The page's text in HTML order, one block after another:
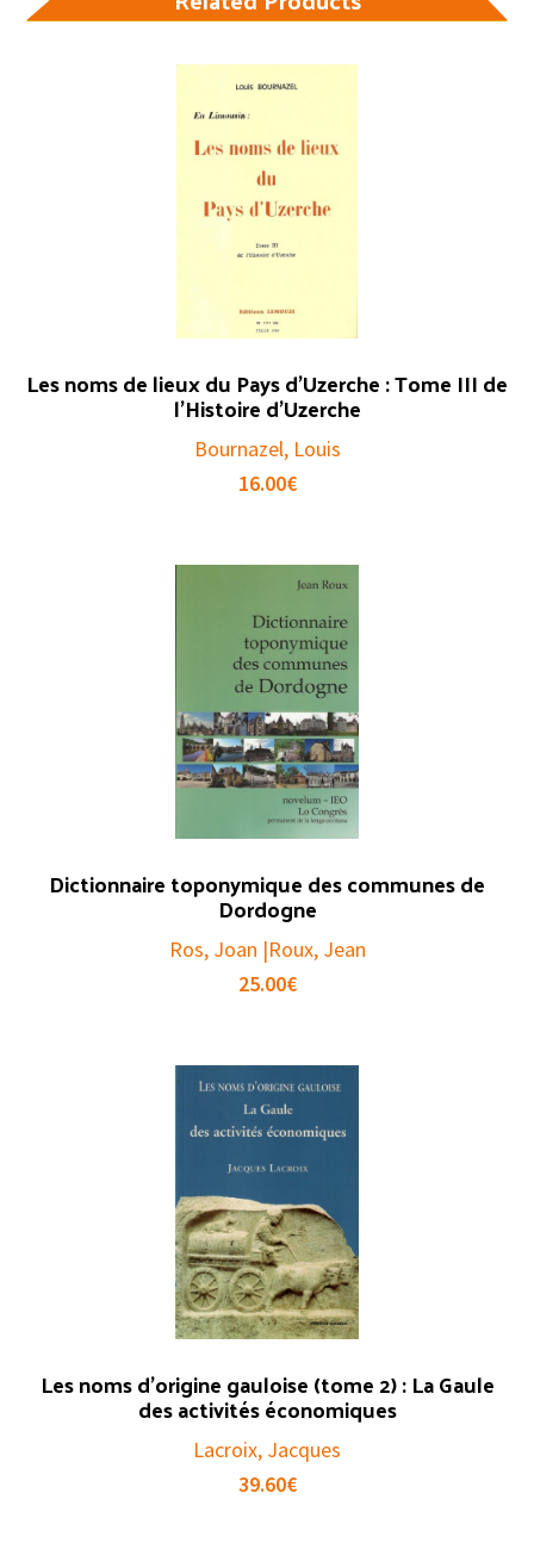
Les noms de lieux du Pays d’Uzerche : Tome III de
l’Histoire d’Uzerche
Bournazel, Louis
16.00€
Dictionnaire toponymique des communes de
Dordogne
Ros, Joan |Roux, Jean
25.00€
Les noms d’origine gauloise (tome 2) : La Gaule
des activités économiques
Lacroix, Jacques
39.60€